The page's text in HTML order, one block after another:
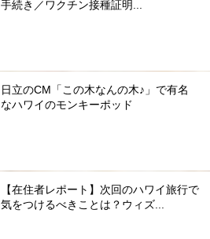
手続き／ワクチン接種証明...
日立のCM「この木なんの木♪」で有名
なハワイのモンキーポッド
【在住者レポート】次回のハワイ旅行で
気をつけるべきことは？ウィズ...